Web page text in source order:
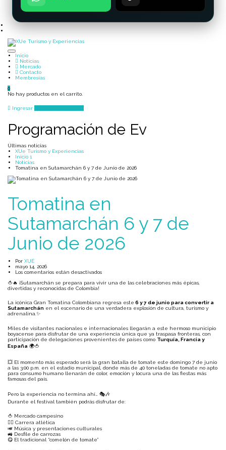
Inicio
Noticias
Mercado
Contacto
Membresías
0
No hay productos en el carrito.
Ingresar
Programación de Ev
Últimas noticias
XUe Turismo y Experiencias
Inicio 1
Noticias
Tomatina en Sutamarchán 6 y 7 de Junio de 2026
Tomatina en
Sutamarchán 6 y 7 de
Junio de 2026
Por XUÉ
mayo 14, 2026
Los comentarios están desactivados
🍅🔥 ¡Sutamarchán se prepara para vivir una de las celebraciones más épicas,
divertidas y reconocidas de Colombia!
La icónica Gran Tomatina Colombiana regresa este 6 y 7 de junio para convertir a
Sutamarchán en el escenario de una verdadera explosión de cultura, turismo y
adrenalina.✨
Miles de visitantes nacionales e internacionales llegarán a este hermoso municipio
boyacense para disfrutar de una experiencia única que ya traspasa fronteras, con
participación de delegaciones provenientes de países como Turquía, Francia y
España 🌍🍅
💥 El momento más esperado será la gran batalla de tomate este domingo 7 de junio
a las 3:00 p.m. en el estadio municipal, donde más de 40 toneladas de tomate no apto
para consumo humano llenarán de color, emoción y locura una de las fiestas más
famosas del país.
Pero la experiencia no termina ahí… 🎭🎶
Durante el festival también podrás disfrutar de:
🍅 Mercado campesino
🏃‍♂️ Carrera atlética
🎺 Música y presentaciones culturales
🚜 Desfile de carrozas
😋 El tradicional “comelón de tomate”